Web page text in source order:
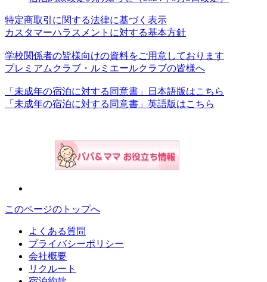
特定商取引に関する法律に基づく表示
カスタマーハラスメントに対する基本方針
学校関係者の皆様向けの資料をご用意しております
プレミアムクラブ・ルミエールクラブの皆様へ
「未成年の宿泊に対する同意書」日本語版はこちら
「未成年の宿泊に対する同意書」英語版はこちら
このページのトップへ
よくある質問
プライバシーポリシー
会社概要
リクルート